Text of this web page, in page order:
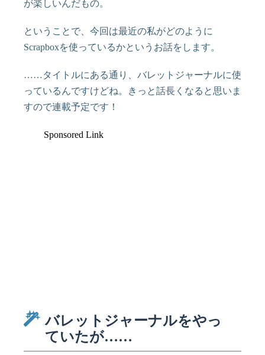
が楽しいんだもの。
ということで、今回は最近の私がどのように
Scrapboxを使っているかというお話をします。
……タイトルにある通り、バレットジャーナルに使
っているんですけどね。きっと話長くなると思いま
すので連載予定です！
Sponsored Link
バレットジャーナルをやっ
ていたが……